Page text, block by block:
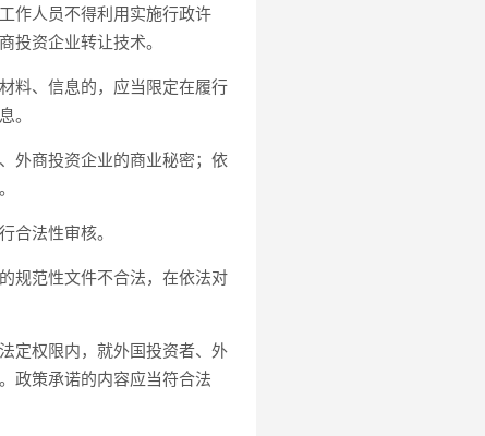
作人员不得利用实施行政许
资企业转让技术。
料、信息的，应当限定在履行
。
外商投资企业的商业秘密；依
法性审核。
规范性文件不合法，在依法对
定权限内，就外国投资者、外
政策承诺的内容应当符合法